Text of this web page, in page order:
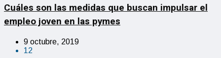
Cuáles son las medidas que buscan impulsar el
empleo joven en las pymes
9 octubre, 2019
12